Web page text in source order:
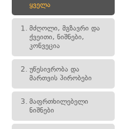
ყველა
1. მძღოლი, მგზავრი და
ქვეითი, ნიშნები,
კონვეცია
2. უწესივრობა და
მართვის პირობები
3. მაფრთხილებელი
ნიშნები